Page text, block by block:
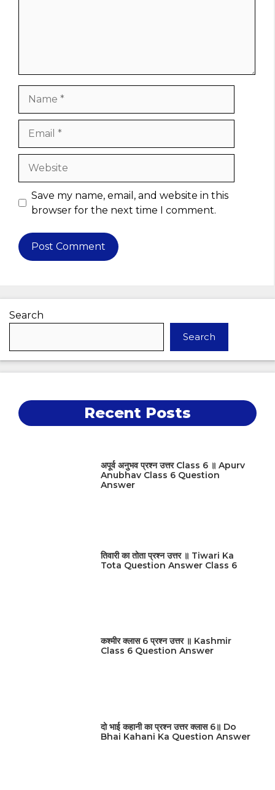
Website
Save my name, email, and website in this
browser for the next time I comment.
Search
Search
Recent Posts
अपूर्व अनुभव प्रश्न उत्तर Class 6 ॥ Apurv
Anubhav Class 6 Question
Answer
तिवारी का तोता प्रश्न उत्तर ॥ Tiwari Ka
Tota Question Answer Class 6
कश्मीर क्लास 6 प्रश्न उत्तर ॥ Kashmir
Class 6 Question Answer
दो भाई कहानी का प्रश्न उत्तर क्लास 6॥ Do
Bhai Kahani Ka Question Answer